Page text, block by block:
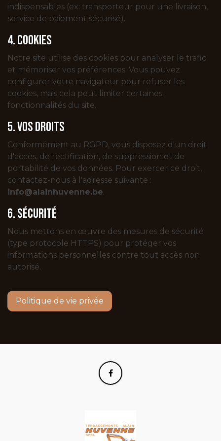
indispensables (ex: transporteur pour une livraison,
service de paiement sécurisé).
4. Cookies
Notre site utilise des cookies pour analyser le trafic
et mémoriser vos préférences. Vous pouvez
configurer votre navigateur pour refuser les
cookies, mais cela peut limiter certaines
fonctionnalités du site.
5. Vos droits
Conformément au RGPD, vous disposez d'un droit
d'accès, de rectification, de suppression et de
portabilité de vos données. Pour exercer ce droit,
contactez-nous à l'adresse suivante :
info@alainhuvenne.be.
6. Sécurité
Nous mettons en œuvre des mesures de sécurité
(type protocole HTTPS) pour protéger vos
informations personnelles contre tout accès non
autorisé.
Politique de vie privée